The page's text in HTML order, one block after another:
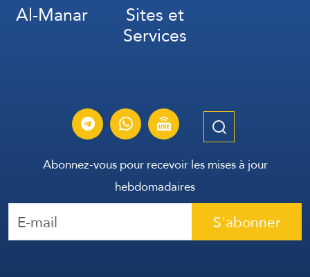
Al-Manar Sites et
Services
Abonnez-vous pour recevoir les mises à jour
hebdomadaires
S'abonner